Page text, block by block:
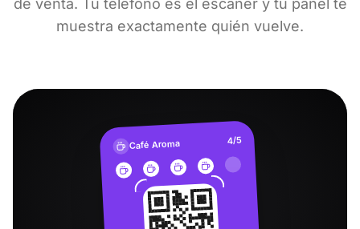
de venta. Tu teléfono es el escáner y tu panel te
muestra exactamente quién vuelve.
Café Aroma 4/5